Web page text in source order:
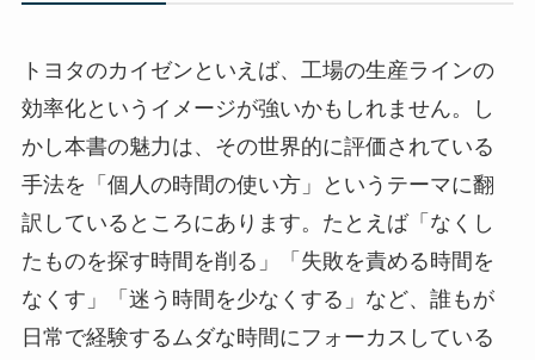
トヨタのカイゼンといえば、工場の生産ラインの
効率化というイメージが強いかもしれません。し
かし本書の魅力は、その世界的に評価されている
手法を「個人の時間の使い方」というテーマに翻
訳しているところにあります。たとえば「なくし
たものを探す時間を削る」「失敗を責める時間を
なくす」「迷う時間を少なくする」など、誰もが
日常で経験するムダな時間にフォーカスしている